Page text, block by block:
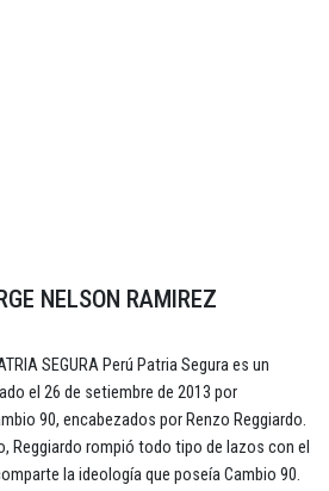
NELSON RAMIREZ
SEGURA Perú Patria Segura es un
el 26 de setiembre de 2013 por
90, encabezados por Renzo Reggiardo.
Reggiardo rompió todo tipo de lazos con el
la ideología que poseía Cambio 90.